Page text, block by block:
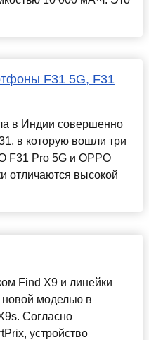
F31 5G, F31
в Индии совершенно
в которую вошли три
F31 Pro 5G и OPPO
отличаются высокой
Find X9 и линейки
новой моделью в
Согласно
устройство